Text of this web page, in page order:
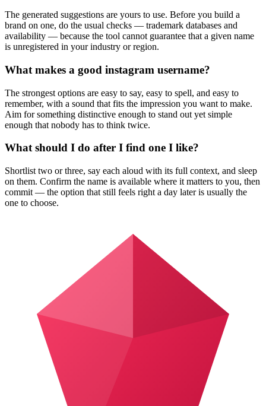
The generated suggestions are yours to use. Before you build a
brand on one, do the usual checks — trademark databases and
availability — because the tool cannot guarantee that a given name
is unregistered in your industry or region.
What makes a good instagram username?
The strongest options are easy to say, easy to spell, and easy to
remember, with a sound that fits the impression you want to make.
Aim for something distinctive enough to stand out yet simple
enough that nobody has to think twice.
What should I do after I find one I like?
Shortlist two or three, say each aloud with its full context, and sleep
on them. Confirm the name is available where it matters to you, then
commit — the option that still feels right a day later is usually the
one to choose.